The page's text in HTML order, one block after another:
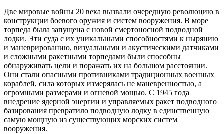
Две мировые войны 20 века вызвали очередную революцию в
конструкции боевого оружия и систем вооружения. В море
торпеда была запущена с новой смертоносной подводной
лодки. Эти суда с их уникальными способностями к нырянию
и маневрированию, визуальными и акустическими датчиками
и сложными ракетными торпедами были способны
обнаруживать цели и поражать их на большом расстоянии.
Они стали опасными противниками традиционных военных
кораблей, сила которых измерялась не маневренностью, а
огромными размерами и огневой мощью. С 1945 года
внедрение ядерной энергии и управляемых ракет подводного
базирования превратило подводную лодку в единственную
самую мощную из существующих морских систем
вооружения.